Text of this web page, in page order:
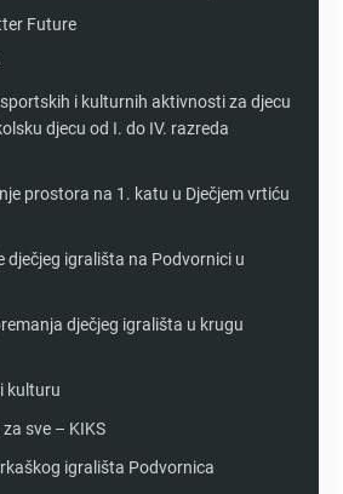
Future
i kulturnih aktivnosti za djecu
djecu od I. do IV. razreda
prostora na 1. katu u Dječjem vrtiću
dječjeg igrališta na Podvornici u
dječjeg igrališta u krugu
kulturu
sve – KIKS
igrališta Podvornica